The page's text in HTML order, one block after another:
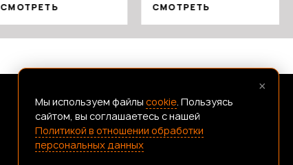
СМОТРЕТЬ
СМОТРЕТЬ
FRANSHIZAERMAK@CONSTANTA-T.RU
×
Мы используем файлы cookie. Пользуясь
сайтом, вы соглашаетесь с нашей
Политикой в отношении обработки
персональных данных